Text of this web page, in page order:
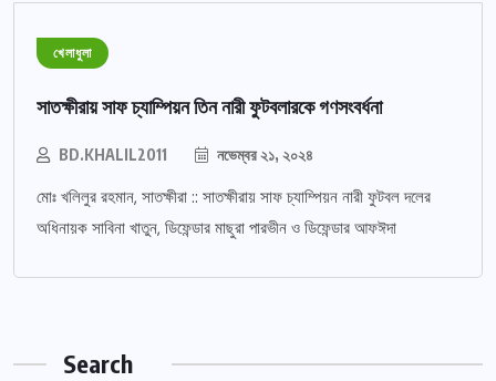
খেলাধুলা
সাতক্ষীরায় সাফ চ্যাম্পিয়ন তিন নারী ফুটবলারকে গণসংবর্ধনা
BD.KHALIL2011 নভেম্বর ২১, ২০২৪
মোঃ খলিলুর রহমান, সাতক্ষীরা :: সাতক্ষীরায় সাফ চ্যাম্পিয়ন নারী ফুটবল দলের
অধিনায়ক সাবিনা খাতুন, ডিফেন্ডার মাছুরা পারভীন ও ডিফেন্ডার আফঈদা
Search